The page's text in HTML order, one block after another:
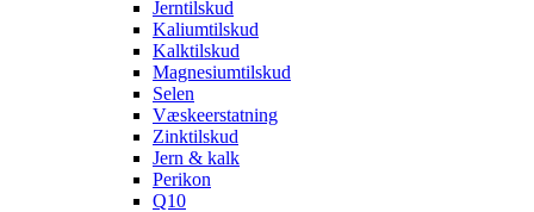
Jerntilskud
Kaliumtilskud
Kalktilskud
Magnesiumtilskud
Selen
Væskeerstatning
Zinktilskud
Jern & kalk
Perikon
Q10